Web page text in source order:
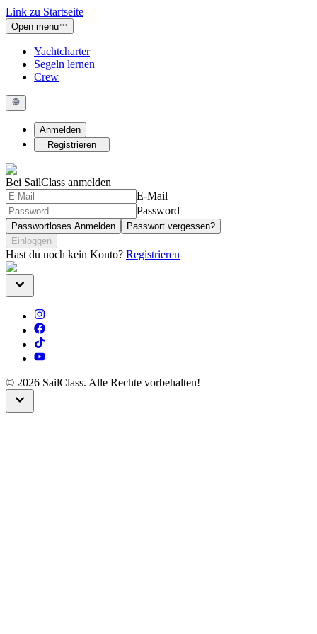
Link zu Startseite
Open menu
Yachtcharter
Segeln lernen
Crew
Anmelden
Registrieren
Bei SailClass anmelden
E-Mail
Password
Passwortloses Anmelden
Passwort vergessen?
Einloggen
Hast du noch kein Konto? Registrieren
© 2026 SailClass. Alle Rechte vorbehalten!